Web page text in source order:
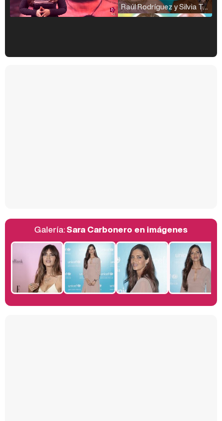
Raúl Rodríguez y Silvia Taulés nos cuentan su papel en 'La familia de la tele'
Manu Baqueiro: "Tuve como referente a Bruce Willis en 'Luz de Luna' para mi trabajo en la serie 'Perdiendo el juicio'"
Galería:Sara Carbonero en imágenes